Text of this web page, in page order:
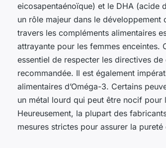
eicosapentaénoïque) et le DHA (acide
un rôle majeur dans le développement
travers les compléments alimentaires
attrayante pour les femmes
essentiel de respecter les directives
recommandée. Il est également
alimentaires d’Oméga-3. Certains
un métal lourd qui peut être nocif
Heureusement, la plupart des
mesures strictes pour assurer la